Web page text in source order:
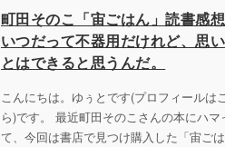
町田そのこ「宙ごはん」読書感
いつだって不器用だけれど、思
とはできると思うんだ。
こんにちは。ゆぅとです(プロフィールは
ら)です。 最近町田そのこさんの本にハマ
て、今回は書店で見つけ購入した「宙ごは